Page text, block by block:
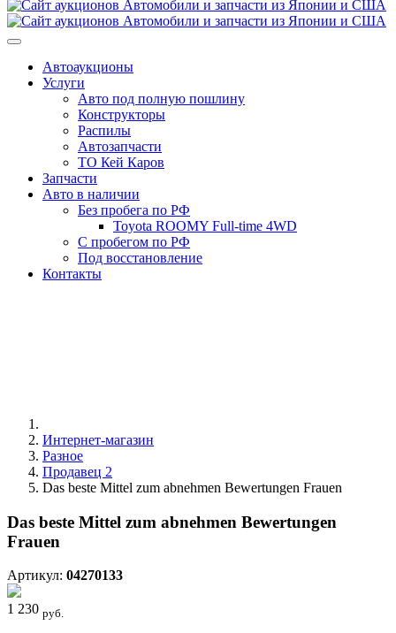
Автоаукционы
Услуги
Авто под полную пошлину
Конструкторы
Распилы
Автозапчасти
ТО Кей Каров
Запчасти
Авто в наличии
Без пробега по РФ
Toyota ROOMY Full-time 4WD
С пробегом по РФ
Под восстановление
Контакты
Интернет-магазин
Разное
Продавец 2
Das beste Mittel zum abnehmen Bewertungen Frauen
Das beste Mittel zum abnehmen Bewertungen
Frauen
Артикул: 04270133
1 230 руб.